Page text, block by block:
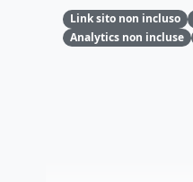
Link sito non incluso
Analytics non incluse